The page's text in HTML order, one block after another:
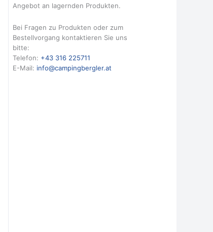
Angebot an lagernden Produkten.
Bei Fragen zu Produkten oder zum
Bestellvorgang kontaktieren Sie uns
bitte:
Telefon: +43 316 225711
E-Mail: info@campingbergler.at